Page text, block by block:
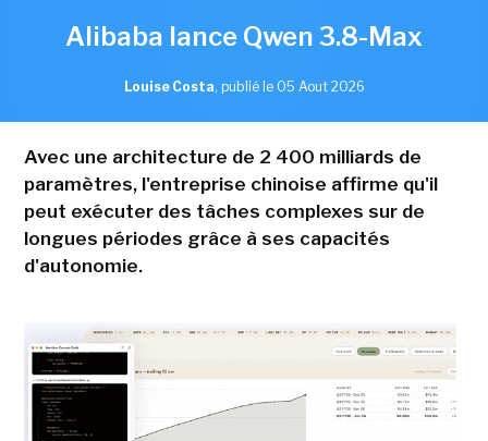
Alibaba lance Qwen 3.8-Max
Louise Costa, publié le 05 Aout 2026
Avec une architecture de 2 400 milliards de
paramètres, l'entreprise chinoise affirme qu'il
peut exécuter des tâches complexes sur de
longues périodes grâce à ses capacités
d'autonomie.